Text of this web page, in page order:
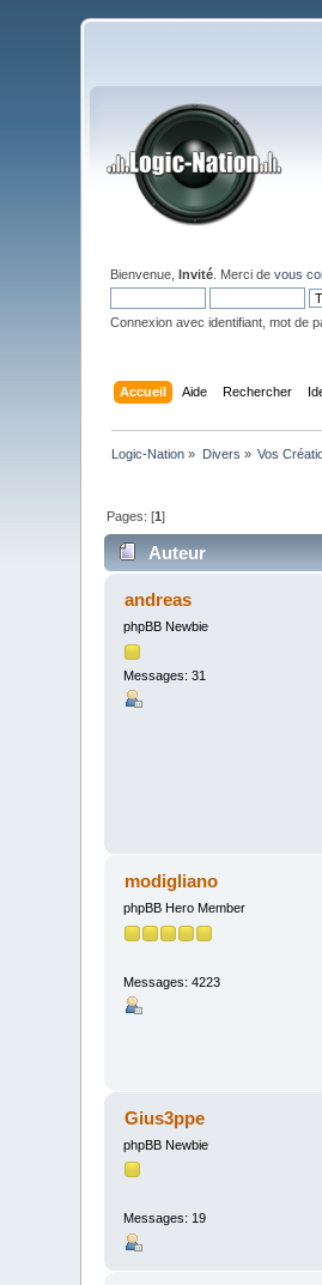
Bienvenue,Invité . Merci devous
Connexion avec identifiant, mot de
Accueil Aide Rechercher
Logic-Nation » Divers » Vos
Pages: [1]
Auteur
andreas
phpBB Newbie
Messages: 31
modigliano
phpBB Hero Member
Messages: 4223
Gius3ppe
phpBB Newbie
Messages: 19